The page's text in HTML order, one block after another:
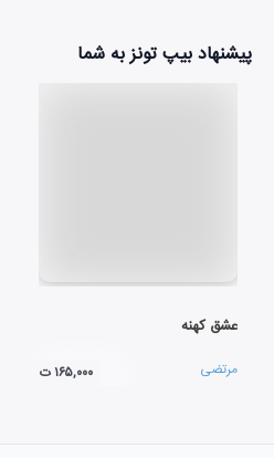
پیشنهاد بیپ تونز به شما
عشق کهنه
مرتضی ۱۶۵,۰۰۰ ت